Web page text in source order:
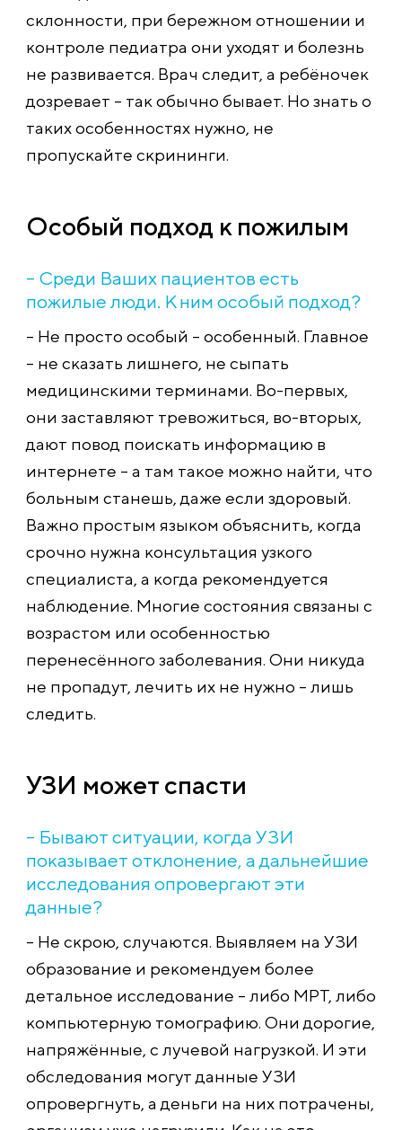
склонности, при бережном отношении и
контроле педиатра они уходят и болезнь
не развивается. Врач следит, а ребёночек
дозревает – так обычно бывает. Но знать о
таких особенностях нужно, не
пропускайте скрининги.
Особый подход к пожилым
– Среди Ваших пациентов есть
пожилые люди. К ним особый подход?
– Не просто особый – особенный. Главное
– не сказать лишнего, не сыпать
медицинскими терминами. Во-первых,
они заставляют тревожиться, во-вторых,
дают повод поискать информацию в
интернете – а там такое можно найти, что
больным станешь, даже если здоровый.
Важно простым языком объяснить, когда
срочно нужна консультация узкого
специалиста, а когда рекомендуется
наблюдение. Многие состояния связаны с
возрастом или особенностью
перенесённого заболевания. Они никуда
не пропадут, лечить их не нужно – лишь
следить.
УЗИ может спасти
– Бывают ситуации, когда УЗИ
показывает отклонение, а дальнейшие
исследования опровергают эти
данные?
– Не скрою, случаются. Выявляем на УЗИ
образование и рекомендуем более
детальное исследование – либо МРТ, либо
компьютерную томографию. Они дорогие,
напряжённые, с лучевой нагрузкой. И эти
обследования могут данные УЗИ
опровергнуть, а деньги на них потрачены,